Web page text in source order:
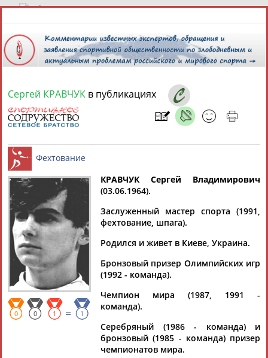
7 августа 2026 года,02:04
Найдено: 13181 Расширенный поиск
Аслаудин
АБАЕВ
Елена
АБАИМОВА
Мария
АБАКУМОВА
АБАЛАКИНА
Дмитрий
АБАРЕНОВ
Тамилла
АБАСОВА
Рамазан
АБАЧАРАЕВ
Ростом
Татьяна
АББЯСОВА
Акжана
АБДИКАРИМОВА
Артур
Сергей КРАВЧУК в публикациях
Фехтование
0 0 1 = 1
КРАВЧУК Сергей Владимирович
(03.06.1964).
Заслуженный мастер спорта (1991,
фехтование, шпага).
Родился и живет в Киеве, Украина.
Бронзовый призер Олимпийских игр
(1992 - команда).
Чемпион мира (1987, 1991 -
команда).
Серебряный (1986 - команда) и
бронзовый (1985 - команда) призер
чемпионатов мира.